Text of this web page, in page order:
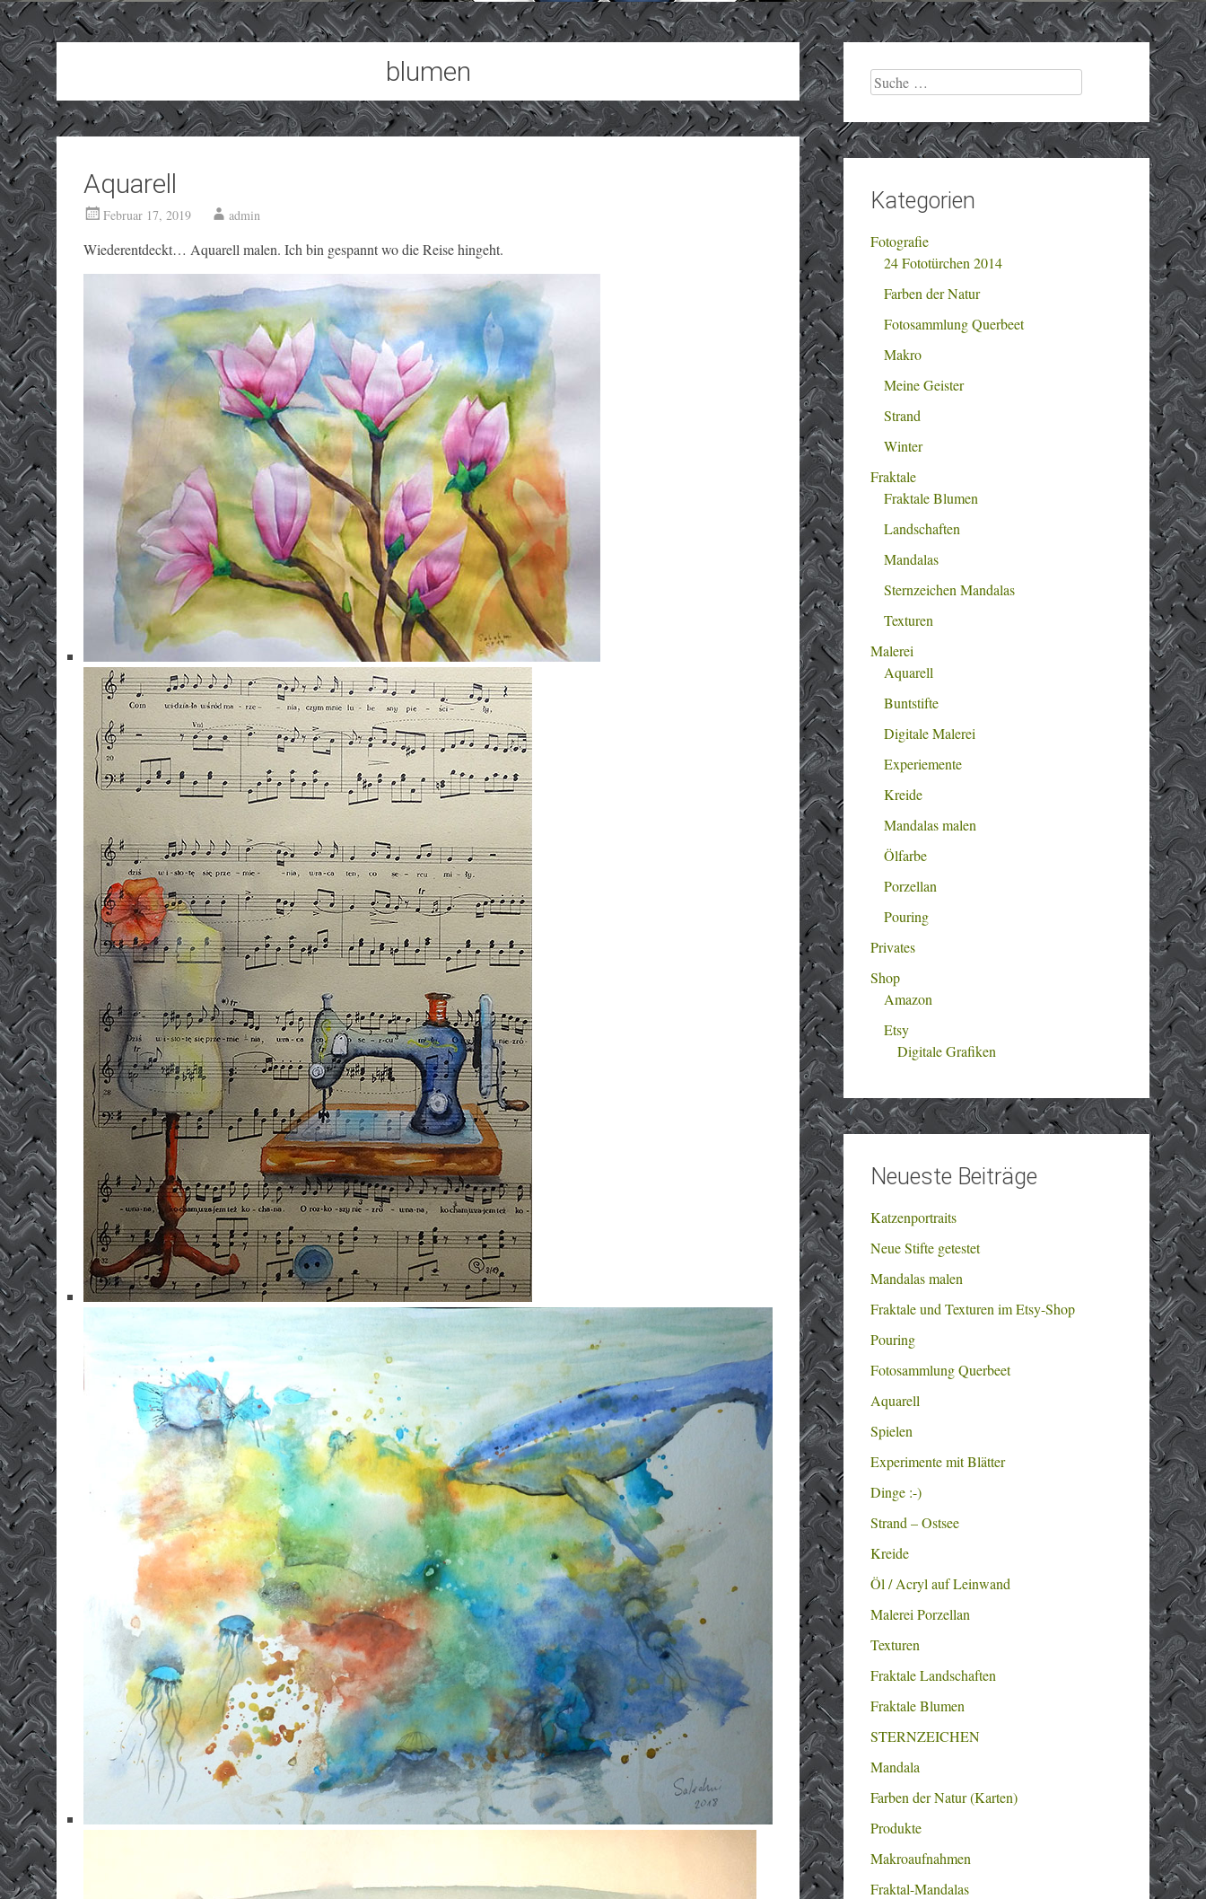
blumen
Aquarell
Februar 17, 2019 admin
Wiederentdeckt… Aquarell malen. Ich bin gespannt wo die Reise hingeht.
Suche
nach:
Kategorien
Fotografie
24 Fototürchen 2014
Farben der Natur
Fotosammlung Querbeet
Makro
Meine Geister
Strand
Winter
Fraktale
Fraktale Blumen
Landschaften
Mandalas
Sternzeichen Mandalas
Texturen
Malerei
Aquarell
Buntstifte
Digitale Malerei
Experiemente
Kreide
Mandalas malen
Ölfarbe
Porzellan
Pouring
Privates
Shop
Amazon
Etsy
Digitale Grafiken
Neueste Beiträge
Katzenportraits
Neue Stifte getestet
Mandalas malen
Fraktale und Texturen im Etsy-Shop
Pouring
Fotosammlung Querbeet
Aquarell
Spielen
Experimente mit Blätter
Dinge :-)
Strand – Ostsee
Kreide
Öl / Acryl auf Leinwand
Malerei Porzellan
Texturen
Fraktale Landschaften
Fraktale Blumen
STERNZEICHEN
Mandala
Farben der Natur (Karten)
Produkte
Makroaufnahmen
Fraktal-Mandalas